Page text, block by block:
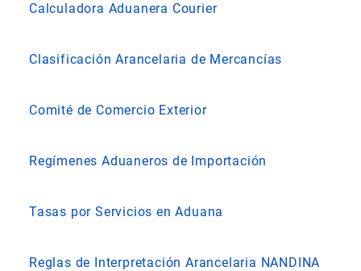
Calculadora Aduanera Courier
Clasificación Arancelaria de Mercancías
Comité de Comercio Exterior
Regímenes Aduaneros de Importación
Tasas por Servicios en Aduana
Reglas de Interpretación Arancelaria NANDINA